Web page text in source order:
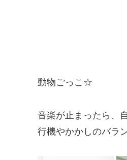
動物ごっこ☆
音楽が止まったら、
行機やかかしのバラ